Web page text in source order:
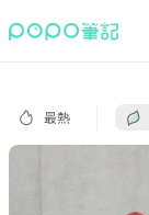
最熱